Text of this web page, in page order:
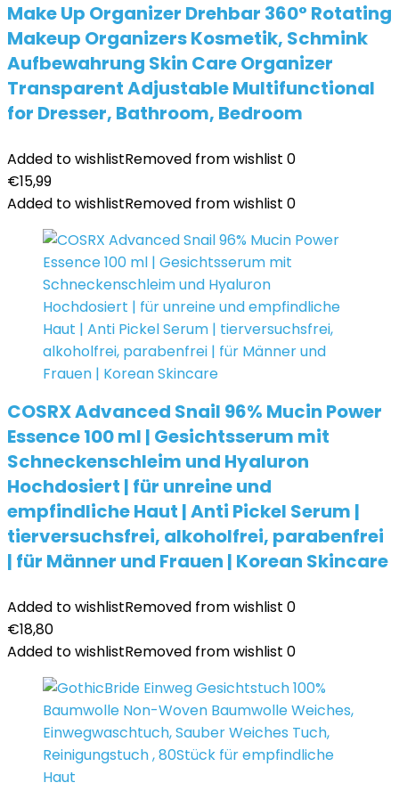
Make Up Organizer Drehbar 360° Rotating
Makeup Organizers Kosmetik, Schmink
Aufbewahrung Skin Care Organizer
Transparent Adjustable Multifunctional
for Dresser, Bathroom, Bedroom
Added to wishlistRemoved from wishlist 0
€15,99
Added to wishlistRemoved from wishlist 0
COSRX Advanced Snail 96% Mucin Power
Essence 100 ml | Gesichtsserum mit
Schneckenschleim und Hyaluron
Hochdosiert | für unreine und
empfindliche Haut | Anti Pickel Serum |
tierversuchsfrei, alkoholfrei, parabenfrei
| für Männer und Frauen | Korean Skincare
Added to wishlistRemoved from wishlist 0
€18,80
Added to wishlistRemoved from wishlist 0